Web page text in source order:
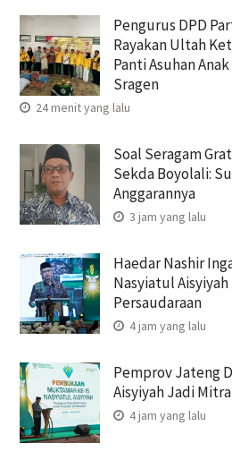
Pengurus DPD
Rayakan Ultah
Panti Asuhan
Sragen
24 menit yang lalu
Soal Seragam
Sekda Boyolali:
Anggarannya
3 jam yang lalu
Haedar Nashir
Nasyiatul
Persaudaraan
4 jam yang lalu
Pemprov Jateng
Aisyiyah Jadi
4 jam yang lalu